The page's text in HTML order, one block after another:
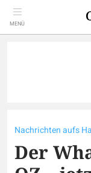
MENÜ
Nachrichten aufs
Der